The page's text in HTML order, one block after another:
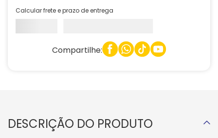
Calcular frete e prazo de entrega
Compartilhe:
DESCRIÇÃO DO PRODUTO